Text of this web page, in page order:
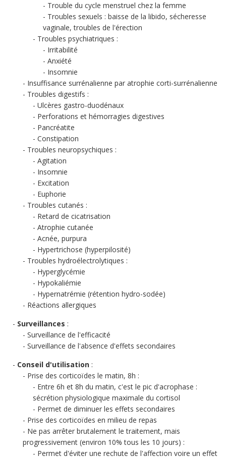
Trouble du cycle menstruel chez la femme
Troubles sexuels : baisse de la libido, sécheresse
vaginale, troubles de l'érection
Troubles psychiatriques :
Irritabilité
Anxiété
Insomnie
Insuffisance surrénalienne par atrophie corti-surrénalienne
Troubles digestifs :
Ulcères gastro-duodénaux
Perforations et hémorragies digestives
Pancréatite
Constipation
Troubles neuropsychiques :
Agitation
Insomnie
Excitation
Euphorie
Troubles cutanés :
Retard de cicatrisation
Atrophie cutanée
Acnée, purpura
Hypertrichose (hyperpilosité)
Troubles hydroélectrolytiques :
Hyperglycémie
Hypokaliémie
Hypernatrémie (rétention hydro-sodée)
Réactions allergiques
Surveillances :
Surveillance de l'efficacité
Surveillance de l'absence d'effets secondaires
Conseil d'utilisation :
Prise des corticoïdes le matin, 8h :
Entre 6h et 8h du matin, c'est le pic d'acrophase :
sécrétion physiologique maximale du cortisol
Permet de diminuer les effets secondaires
Prise des corticoïdes en milieu de repas
Ne pas arrêter brutalement le traitement, mais
progressivement (environ 10% tous les 10 jours) :
Permet d'éviter une rechute de l'affection voire un effet